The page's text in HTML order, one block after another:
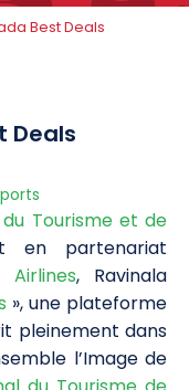
Best Deals
Deals
Tourisme et de
en partenariat
Airlines, Ravinala
», une plateforme
pleinement dans
l’Image de